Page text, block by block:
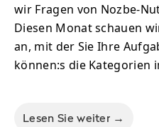
wir Fragen von Nozbe-
Diesen Monat schauen
an, mit der Sie Ihre
können:s die Kategorien
Lesen Sie weiter →